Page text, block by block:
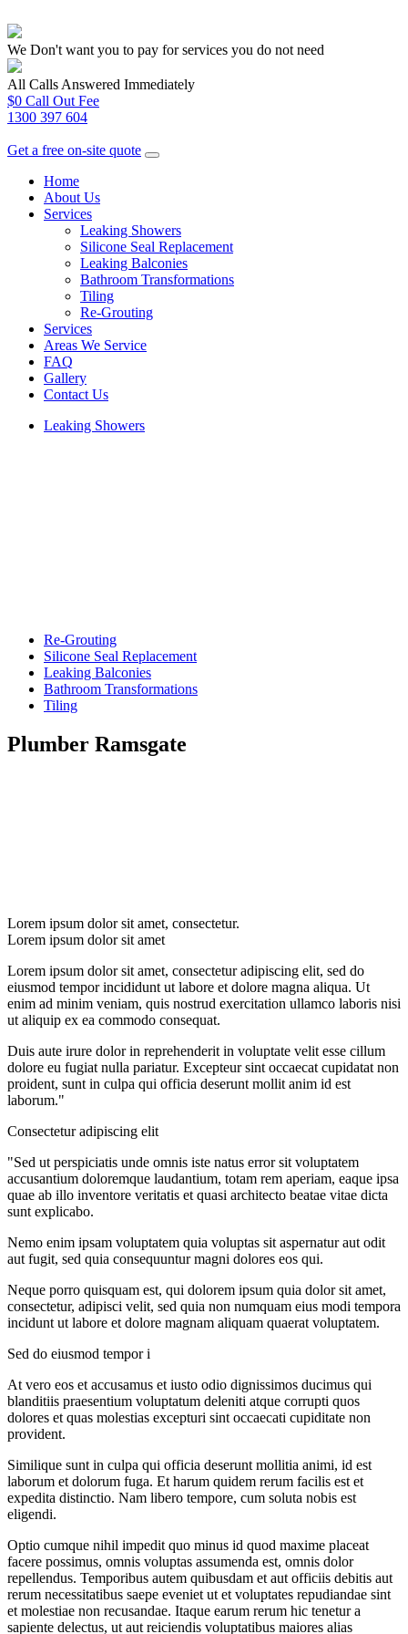
We Don't want you to pay for services you do not need
All Calls Answered Immediately
$0 Call Out Fee
1300 397 604
Get a free on-site quote
Home
About Us
Services
Leaking Showers
Silicone Seal Replacement
Leaking Balconies
Bathroom Transformations
Tiling
Re-Grouting
Services
Areas We Service
FAQ
Gallery
Contact Us
Leaking Showers
Re-Grouting
Silicone Seal Replacement
Leaking Balconies
Bathroom Transformations
Tiling
Plumber Ramsgate
Lorem ipsum dolor sit amet, consectetur.
Lorem ipsum dolor sit amet
Lorem ipsum dolor sit amet, consectetur adipiscing elit, sed do
eiusmod tempor incididunt ut labore et dolore magna aliqua. Ut
enim ad minim veniam, quis nostrud exercitation ullamco laboris nisi
ut aliquip ex ea commodo consequat.
Duis aute irure dolor in reprehenderit in voluptate velit esse cillum
dolore eu fugiat nulla pariatur. Excepteur sint occaecat cupidatat non
proident, sunt in culpa qui officia deserunt mollit anim id est
laborum."
Consectetur adipiscing elit
"Sed ut perspiciatis unde omnis iste natus error sit voluptatem
accusantium doloremque laudantium, totam rem aperiam, eaque ipsa
quae ab illo inventore veritatis et quasi architecto beatae vitae dicta
sunt explicabo.
Nemo enim ipsam voluptatem quia voluptas sit aspernatur aut odit
aut fugit, sed quia consequuntur magni dolores eos qui.
Neque porro quisquam est, qui dolorem ipsum quia dolor sit amet,
consectetur, adipisci velit, sed quia non numquam eius modi tempora
incidunt ut labore et dolore magnam aliquam quaerat voluptatem.
Sed do eiusmod tempor i
At vero eos et accusamus et iusto odio dignissimos ducimus qui
blanditiis praesentium voluptatum deleniti atque corrupti quos
dolores et quas molestias excepturi sint occaecati cupiditate non
provident.
Similique sunt in culpa qui officia deserunt mollitia animi, id est
laborum et dolorum fuga. Et harum quidem rerum facilis est et
expedita distinctio. Nam libero tempore, cum soluta nobis est
eligendi.
Optio cumque nihil impedit quo minus id quod maxime placeat
facere possimus, omnis voluptas assumenda est, omnis dolor
repellendus. Temporibus autem quibusdam et aut officiis debitis aut
rerum necessitatibus saepe eveniet ut et voluptates repudiandae sint
et molestiae non recusandae. Itaque earum rerum hic tenetur a
sapiente delectus, ut aut reiciendis voluptatibus maiores alias